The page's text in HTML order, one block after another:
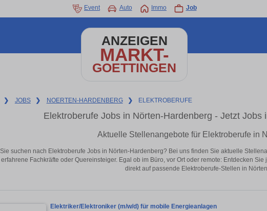
Event Auto Immo Job
ANZEIGEN
MARKT-
GOETTINGEN
❯ JOBS ❯ NOERTEN-HARDENBERG ❯ ELEKTROBERUFE
Elektroberufe Jobs in Nörten-Hardenberg - Jetzt Jobs
Aktuelle Stellenangebote für Elektroberufe in
Sie suchen nach Elektroberufe Jobs in Nörten-Hardenberg? Bei uns finden Sie aktuelle
erfahrene Fachkräfte oder Quereinsteiger. Egal ob im Büro, vor Ort oder remote: Entdecken
direkt auf passende Elektroberufe-Stellen in
Elektriker/Elektroniker (m/w/d) für mobile Energieanlagen